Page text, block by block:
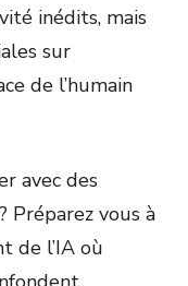
inédits, mais
sur
de l’humain
avec des
Préparez vous à
de l’IA où